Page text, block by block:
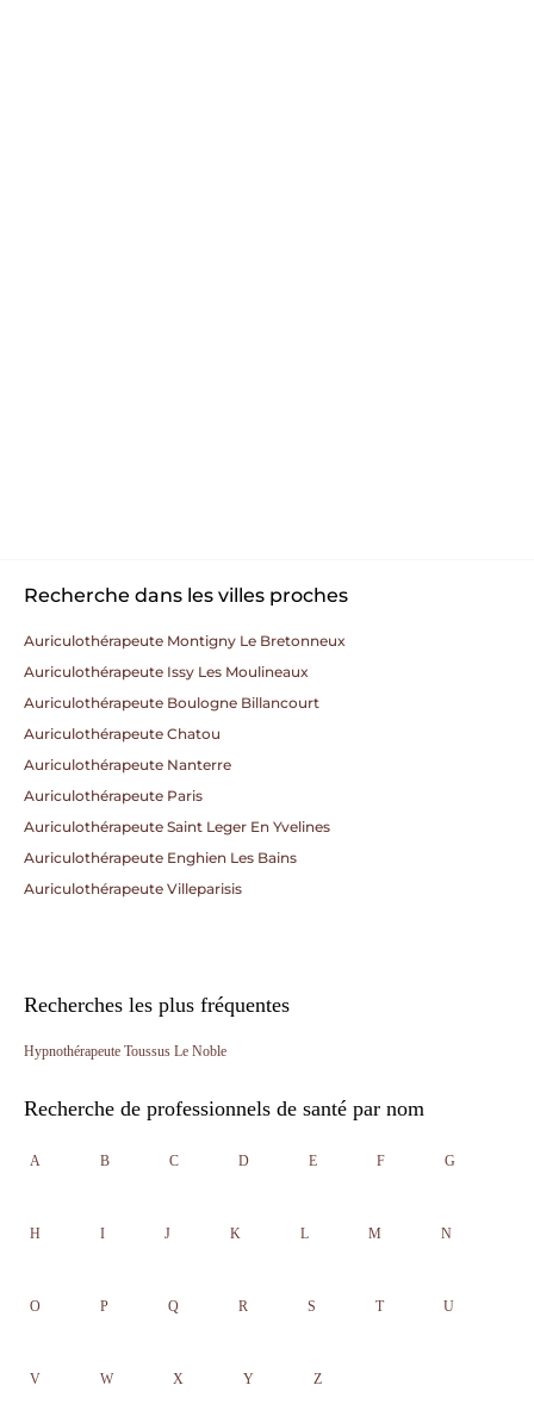
Recherche dans les villes proches
Auriculothérapeute Montigny Le Bretonneux
Auriculothérapeute Issy Les Moulineaux
Auriculothérapeute Boulogne Billancourt
Auriculothérapeute Chatou
Auriculothérapeute Nanterre
Auriculothérapeute Paris
Auriculothérapeute Saint Leger En Yvelines
Auriculothérapeute Enghien Les Bains
Auriculothérapeute Villeparisis
Recherches les plus fréquentes
Hypnothérapeute Toussus Le Noble
Recherche de professionnels de santé par nom
A B C D E F G
H I J K L M N
O P Q R S T U
V W X Y Z